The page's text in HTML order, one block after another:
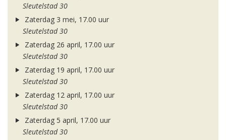
Sleutelstad 30
Zaterdag 3 mei, 17.00 uur
Sleutelstad 30
Zaterdag 26 april, 17.00 uur
Sleutelstad 30
Zaterdag 19 april, 17.00 uur
Sleutelstad 30
Zaterdag 12 april, 17.00 uur
Sleutelstad 30
Zaterdag 5 april, 17.00 uur
Sleutelstad 30